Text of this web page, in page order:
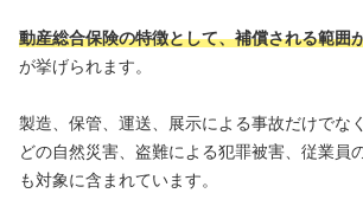
動産総合保険の特徴として、補償される範囲
が挙げられます。
製造、保管、運送、展示による事故だけでな
どの自然災害、盗難による犯罪被害、従業員
も対象に含まれています。